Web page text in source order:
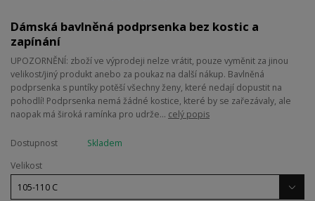
Dámská bavlněná podprsenka bez kostic a
zapínání
UPOZORNĚNÍ: zboží ve výprodeji nelze vrátit, pouze vyměnit za jinou
velikost/jiný produkt anebo za poukaz na další nákup. Bavlněná
podprsenka s puntíky potěší všechny ženy, které nedají dopustit na
pohodlí! Podprsenka nemá žádné kostice, které by se zařezávaly, ale
naopak má široká ramínka pro udrže... celý popis
Dostupnost
Skladem
Velikost